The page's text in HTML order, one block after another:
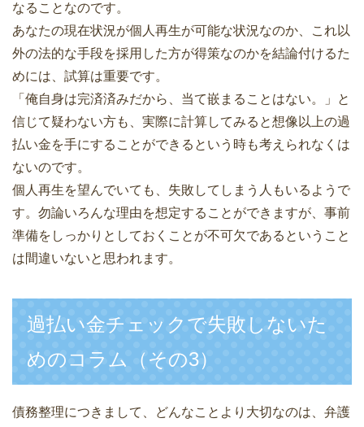
なることなのです。
あなたの現在状況が個人再生が可能な状況なのか、これ以
外の法的な手段を採用した方が得策なのかを結論付けるた
めには、試算は重要です。
「俺自身は完済済みだから、当て嵌まることはない。」と
信じて疑わない方も、実際に計算してみると想像以上の過
払い金を手にすることができるという時も考えられなくは
ないのです。
個人再生を望んでいても、失敗してしまう人もいるようで
す。勿論いろんな理由を想定することができますが、事前
準備をしっかりとしておくことが不可欠であるということ
は間違いないと思われます。
過払い金チェックで失敗しないた
めのコラム（その3）
債務整理につきまして、どんなことより大切なのは、弁護